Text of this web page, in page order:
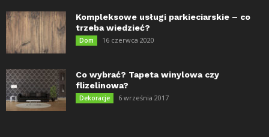
Kompleksowe usługi parkieciarskie – co
trzeba wiedzieć?
Dom 16 czerwca 2020
Co wybrać? Tapeta winylowa czy
flizelinowa?
Dekoracje 6 września 2017